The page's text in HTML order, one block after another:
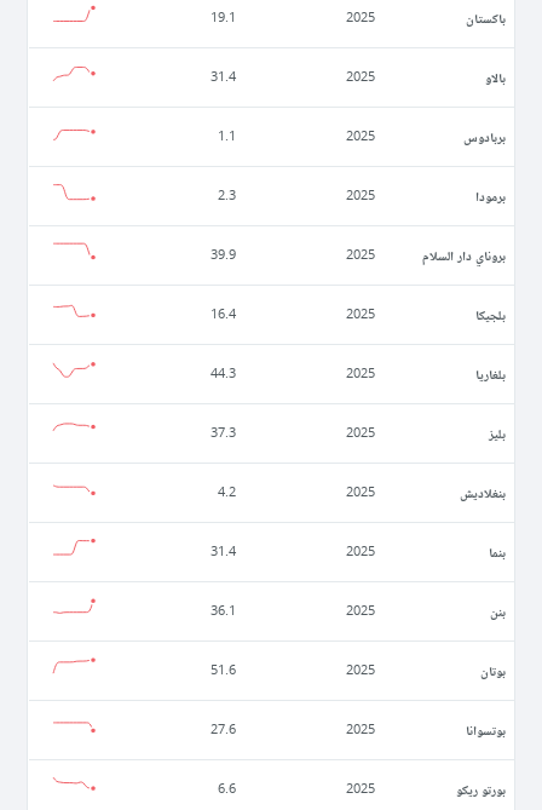
باكستان 2025
19.1
بالاو 2025
31.4
بربادوس 2025
1.1
برمودا 2025
2.3
بروناي دار السلام 2025
39.9
بلجيكا 2025
16.4
بلغاريا 2025
44.3
بليز 2025
37.3
بنغلاديش 2025
4.2
بنما 2025
31.4
بنن 2025
36.1
بوتان 2025
51.6
بوتسوانا 2025
27.6
بورتو ريكو 2025
6.6